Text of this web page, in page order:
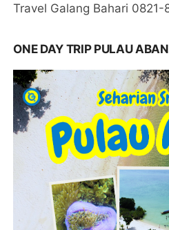
Travel Galang Bahari 0821-
ONE DAY TRIP PULAU